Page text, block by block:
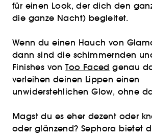
für einen Look, der dich den
die ganze Nacht) begleitet.
Wenn du einen Hauch von
dann sind die schimmernden
Finishes vonToo Faced genau
verleihen deinen Lippen einen
unwiderstehlichen Glow, ohne
Magst du es eher dezent oder
oder glänzend? Sephora bietet